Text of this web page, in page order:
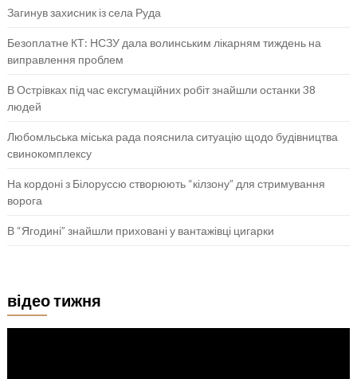
Загинув захисник із села Руда
Безоплатне КТ: НСЗУ дала волинським лікарням тиждень на
виправлення проблем
В Острівках під час ексгумаційних робіт знайшли останки 38
людей
Любомльська міська рада пояснила ситуацію щодо будівництва
свинокомплексу
На кордоні з Білоруссю створюють “кілзону” для стримування
ворога
В “Ягодині” знайшли приховані у вантажівці цигарки
відео тижня